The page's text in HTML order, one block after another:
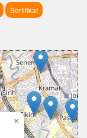
Sertifikat
×